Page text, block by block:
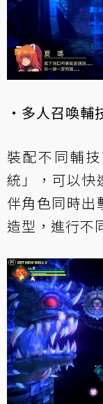
・多人召喚輔
裝配不同輔
統」，可以快
伴角色同時出
造型，進行不